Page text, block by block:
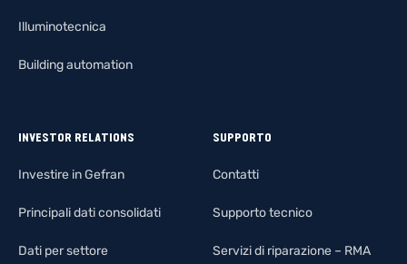
Illuminotecnica
Building automation
INVESTOR RELATIONS
Investire in Gefran
Principali dati consolidati
Dati per settore
SUPPORTO
Contatti
Supporto tecnico
Servizi di riparazione – RMA